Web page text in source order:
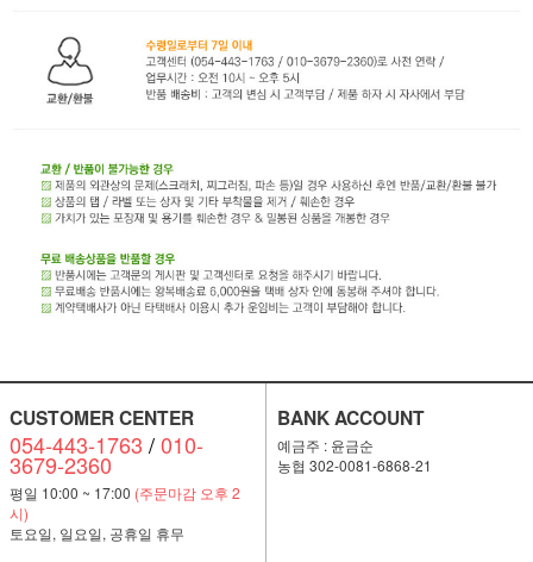
CUSTOMER CENTER
054-443-1763 /010-
3679-2360
평일 10:00 ~ 17:00 (주문마감 오후 2
시)
토요일, 일요일, 공휴일 휴무
BANK ACCOUNT
예금주 : 윤금순
농협 302-0081-6868-21